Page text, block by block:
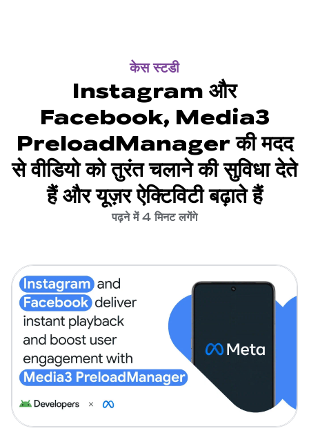
केस स्टडी
Instagram और
Facebook, Media3
PreloadManager की मदद
से वीडियो को तुरंत चलाने की सुविधा देते
हैं और यूज़र ऐक्टिविटी बढ़ाते हैं
पढ़ने में 4 मिनट लगेंगे